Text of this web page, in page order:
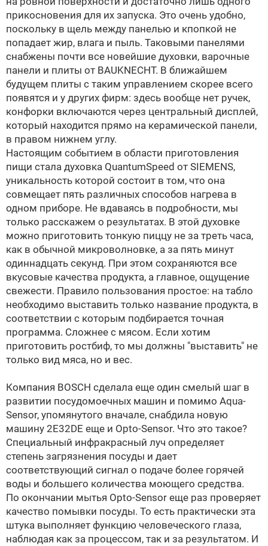
прикосновения для их запуска. Это очень удобно,
поскольку в щель между панелью и кпопкой не
попадает жир, влага и пыль. Таковыми панелями
снабжены почти все новейшие духовки, варочные
панели и плиты от BAUKNECHT. В ближайшем
будущем плиты с таким управлением скорее всего
появятся и у других фирм: здесь вообще нет ручек,
конфорки включаются через центральный дисплей,
который находится прямо на керамической панели,
в правом нижнем углу.
Настоящим событием в области приготовления
пищи стала духовка QuantumSpeed от SIEMENS,
уникальность которой состоит в том, что она
совмещает пять различных способов нагрева в
одном приборе. Не вдаваясь в подробности, мы
только расскажем о результатах. В этой духовке
можно приготовить тонкую пиццу не за треть часа,
как в обычной микроволновке, а за пять минут
одиннадцать секунд. При этом сохраняются все
вкусовые качества продукта, а главное, ощущение
свежести. Правило пользования простое: на табло
необходимо выставить только название продукта, в
соответствии с которым подбирается точная
программа. Сложнее с мясом. Если хотим
приготовить ростбиф, то мы должны "выставить" не
только вид мяса, но и вес.
Компания BOSCH сделала еще один смелый шаг в
развитии посудомоечных машин и помимо Aqua-
Sensor, упомянутого вначале, снабдила новую
машину 2E32DE еще и Opto-Sensor. Что это такое?
Специальный инфракрасный луч определяет
степень загрязнения посуды и дает
соответствующий сигнал о подаче более горячей
воды и большего количества моющего средства.
По окончании мытья Opto-Sensor еще раз проверяет
качество помывки посуды. То есть практически эта
штука выполняет функцию человеческого глаза,
наблюдая как за процессом, так и за результатом. И